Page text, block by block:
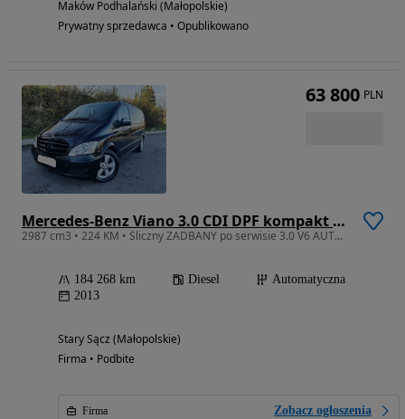
Maków Podhalański (Małopolskie)
Prywatny sprzedawca • Opublikowano
Mercedes-Benz Viano 3.0 CDI DPF kompakt Automatik Trend Edition
2987 cm3 • 224 KM • Śliczny ZADBANY po serwisie 3.0 V6 AUTOMAT 224 KM
184 268 km Diesel
Automatyczna
2013
Stary Sącz (Małopolskie)
Firma • Podbite
Firma Zobacz ogłoszenia
63 800 PLN